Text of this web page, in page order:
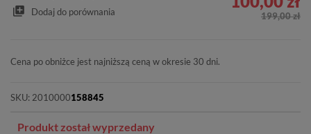
Dodaj do porównania
199,00 zł
Cena po obniżce jest najniższą ceną w okresie 30 dni.
SKU: 2010000158845
Produkt został wyprzedany